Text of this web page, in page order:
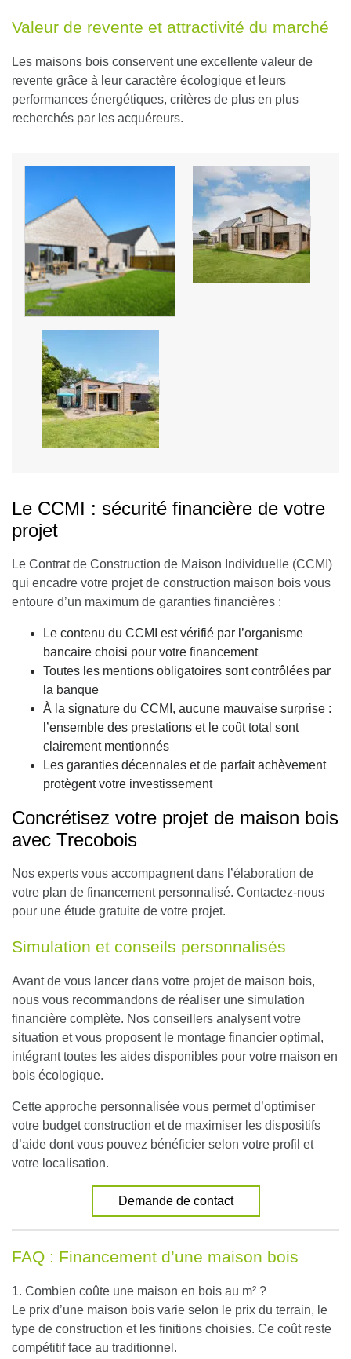
Valeur de revente et attractivité du marché
Les maisons bois conservent une excellente valeur de
revente grâce à leur caractère écologique et leurs
performances énergétiques, critères de plus en plus
recherchés par les acquéreurs.
Le CCMI : sécurité financière de votre
projet
Le Contrat de Construction de Maison Individuelle (CCMI)
qui encadre votre projet de construction maison bois vous
entoure d’un maximum de garanties financières :
Le contenu du CCMI est vérifié par l’organisme
bancaire choisi pour votre financement
Toutes les mentions obligatoires sont contrôlées par
la banque
À la signature du CCMI, aucune mauvaise surprise :
l’ensemble des prestations et le coût total sont
clairement mentionnés
Les garanties décennales et de parfait achèvement
protègent votre investissement
Concrétisez votre projet de maison bois
avec Trecobois
Nos experts vous accompagnent dans l’élaboration de
votre plan de financement personnalisé. Contactez-nous
pour une étude gratuite de votre projet.
Simulation et conseils personnalisés
Avant de vous lancer dans votre projet de maison bois,
nous vous recommandons de réaliser une simulation
financière complète. Nos conseillers analysent votre
situation et vous proposent le montage financier optimal,
intégrant toutes les aides disponibles pour votre maison en
bois écologique.
Cette approche personnalisée vous permet d’optimiser
votre budget construction et de maximiser les dispositifs
d’aide dont vous pouvez bénéficier selon votre profil et
votre localisation.
Demande de contact
FAQ : Financement d’une maison bois
1. Combien coûte une maison en bois au m² ?
Le prix d’une maison bois varie selon le prix du terrain, le
type de construction et les finitions choisies. Ce coût reste
compétitif face au traditionnel.